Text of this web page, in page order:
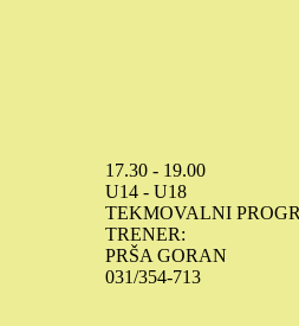
17.30 - 19.00
U14 - U18
TEKMOVALNI
TRENER:
PRŠA GORAN
031/354-713